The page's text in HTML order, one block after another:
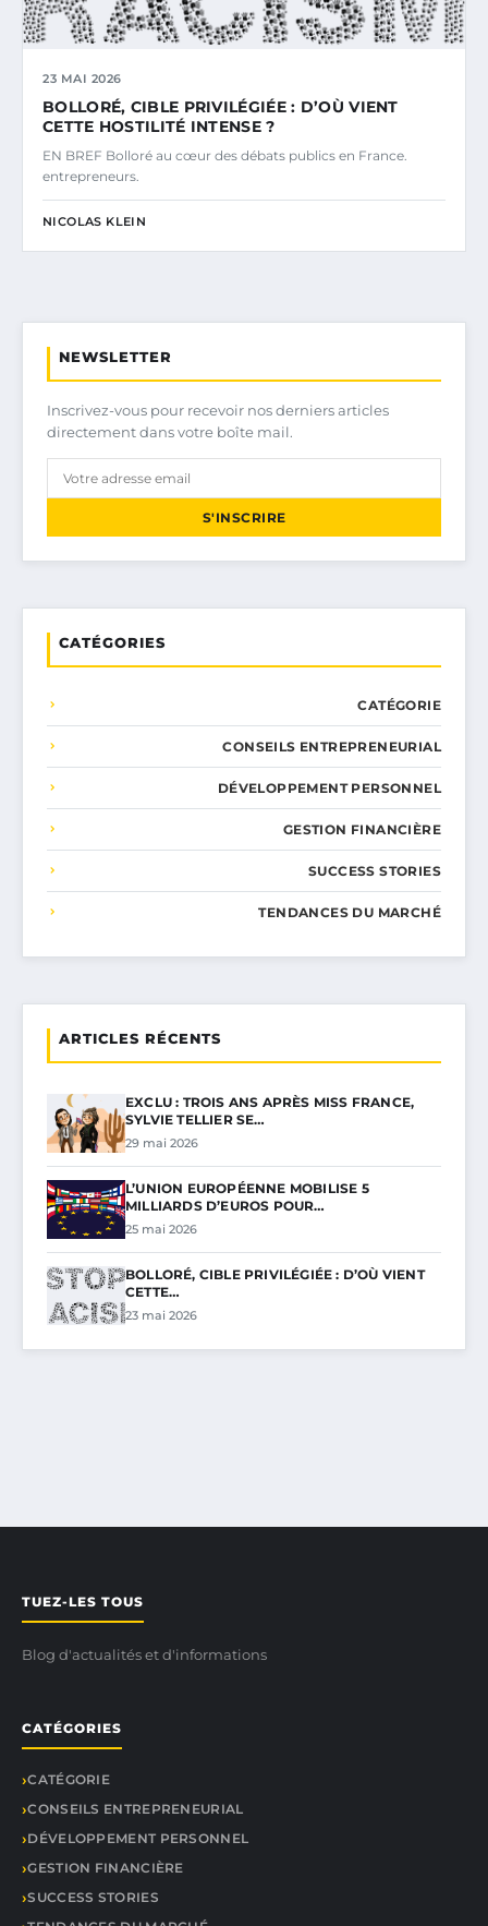
23 MAI 2026
BOLLORÉ, CIBLE PRIVILÉGIÉE : D’OÙ VIENT
CETTE HOSTILITÉ INTENSE ?
EN BREF Bolloré au cœur des débats publics en France.
entrepreneurs.
NICOLAS KLEIN
NEWSLETTER
Inscrivez-vous pour recevoir nos derniers articles
directement dans votre boîte mail.
S'INSCRIRE
CATÉGORIES
CATÉGORIE
CONSEILS ENTREPRENEURIAL
DÉVELOPPEMENT PERSONNEL
GESTION FINANCIÈRE
SUCCESS STORIES
TENDANCES DU MARCHÉ
ARTICLES RÉCENTS
EXCLU : TROIS ANS APRÈS MISS FRANCE,
SYLVIE TELLIER SE…
29 mai 2026
L’UNION EUROPÉENNE MOBILISE 5
MILLIARDS D’EUROS POUR…
25 mai 2026
BOLLORÉ, CIBLE PRIVILÉGIÉE : D’OÙ VIENT
CETTE…
23 mai 2026
TUEZ-LES TOUS
Blog d'actualités et d'informations
CATÉGORIES
CATÉGORIE
CONSEILS ENTREPRENEURIAL
DÉVELOPPEMENT PERSONNEL
GESTION FINANCIÈRE
SUCCESS STORIES